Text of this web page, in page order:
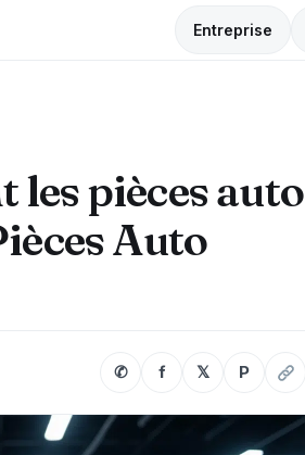
Entreprise
les pièces auto
Auto
✆ f 𝕏 P